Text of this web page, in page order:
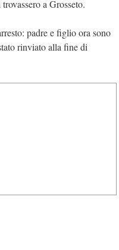
a Grosseto.
padre e figlio ora sono
rinviato alla fine di